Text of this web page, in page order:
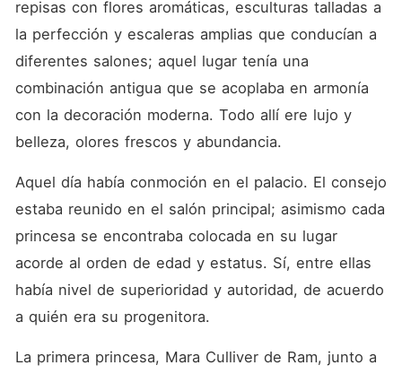
repisas con flores aromáticas, esculturas talladas a
la perfección y escaleras amplias que conducían a
diferentes salones; aquel lugar tenía una
combinación antigua que se acoplaba en armonía
con la decoración moderna. Todo allí ere lujo y
belleza, olores frescos y abundancia.
Aquel día había conmoción en el palacio. El consejo
estaba reunido en el salón principal; asimismo cada
princesa se encontraba colocada en su lugar
acorde al orden de edad y estatus. Sí, entre ellas
había nivel de superioridad y autoridad, de acuerdo
a quién era su progenitora.
La primera princesa, Mara Culliver de Ram, junto a